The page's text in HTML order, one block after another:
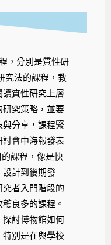
，分別是質性研
究法的課程，教
質性研究上層
研究策略，並要
與分享，課程緊
會中海報發表
課程，像是快
設計到後期發
者入門階段的
良多的課程。
探討博物館如何
特別是在與學校